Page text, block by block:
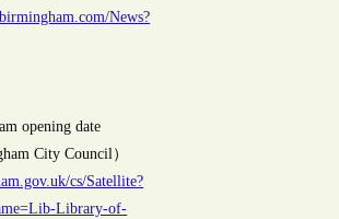
News?
opening date
City Council）
cs/Satellite?
Library-of-